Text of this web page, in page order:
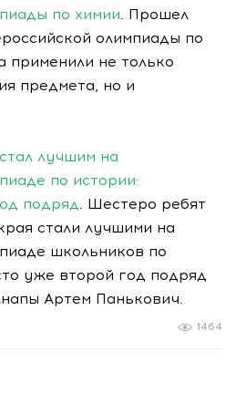
по химии. Прошел
олимпиады по
применили не только
предмета, но и
лучшим на
по истории:
подряд. Шестеро ребят
стали лучшими на
школьников по
уже второй год подряд
Артем Панькович.
1464